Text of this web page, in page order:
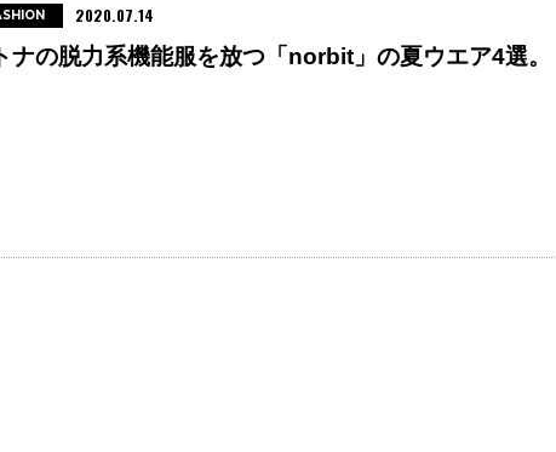
ナの脱力系機能服を放つ「norbit」の夏ウエア4選。
2020.07.14